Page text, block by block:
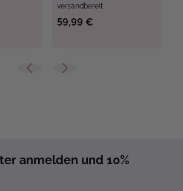
versandbereit
59,99 €
anmelden und 10%